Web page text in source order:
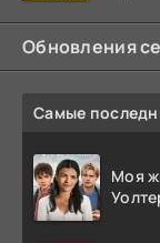
Обновления
Самые
Моя